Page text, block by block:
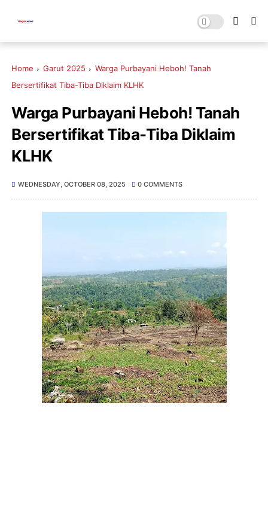
Home Garut 2025
Warga Purbayani Heboh! Tanah
Bersertifikat Tiba-Tiba Diklaim KLHK
Warga Purbayani Heboh! Tanah
Bersertifikat Tiba-Tiba Diklaim
KLHK
WEDNESDAY, OCTOBER 08, 2025 0 COMMENTS